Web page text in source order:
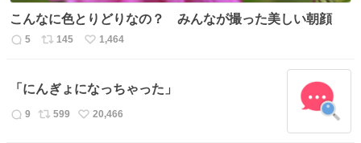
こんなに色とりどりなの？ みんなが撮った美しい朝顔
返
数
5
リ
ス
ト
数
145
い
ね
数
1,464
「にんぎょになっちゃった」
返
9
リ
599
い
20,466